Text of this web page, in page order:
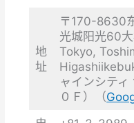
地
址
〒170-8630
光城阳光60
Tokyo,
ャインシティ
０Ｆ）（